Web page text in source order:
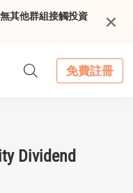
其他群組接觸投資
免費註冊
Dividend